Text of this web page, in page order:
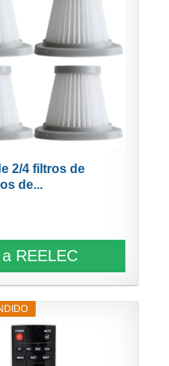
2/4 filtros de
de...
REELEC